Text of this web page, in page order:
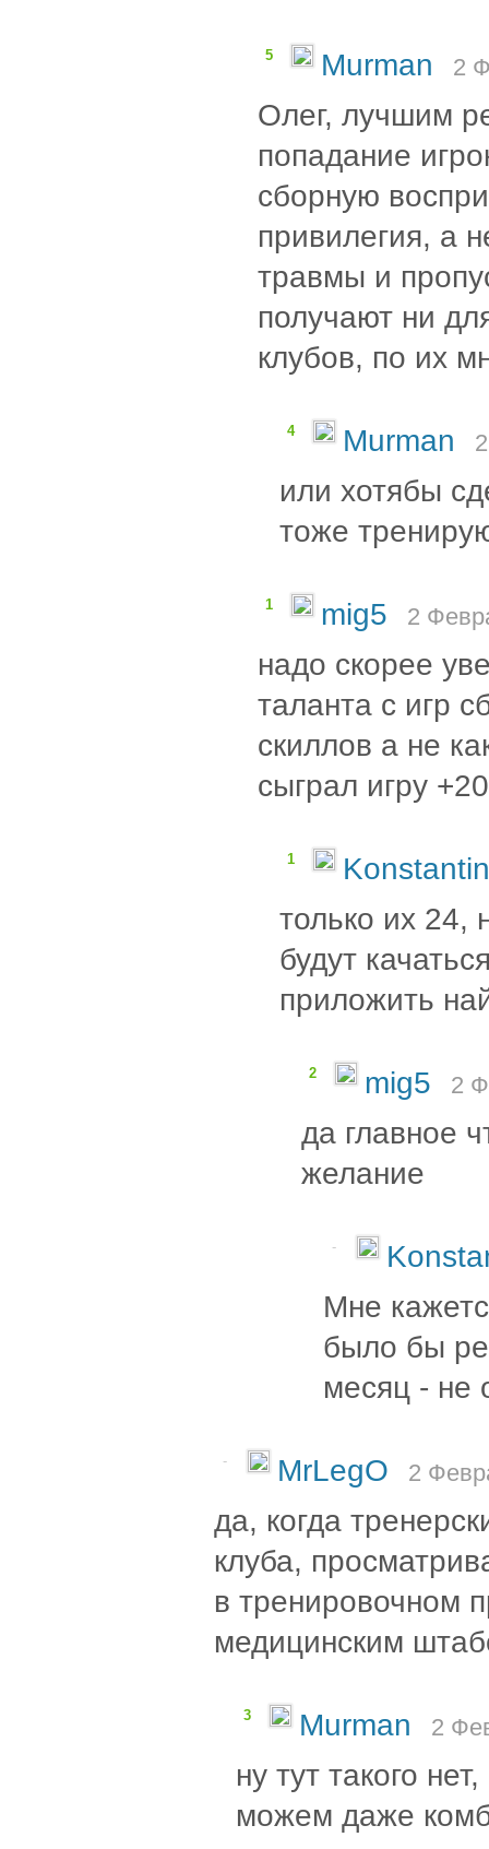
5 Murman 2
Олег, лучшим
попадание
сборную
привилегия, а
травмы и
получают ни
клубов, по их
4 Murman
или хотябы
тоже
1 mig5 2
надо скорее
таланта с игр
скиллов а не
сыграл игру
1
только их 24,
будут
приложить
2 mig5 2
да главное
желание
-
Мне
было бы
месяц - не
- MrLegO 2
да, когда
клуба,
в тренировочном
медицинским
3 Murman 2
ну тут такого
можем даже